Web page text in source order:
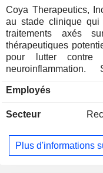
Coya Therapeutics,
au stade clinique qui
traitements axés
thérapeutiques
pour lutter contre
médicaux non
approches ex vivo et
modalités
Employés
Secteur
Plus d'informations